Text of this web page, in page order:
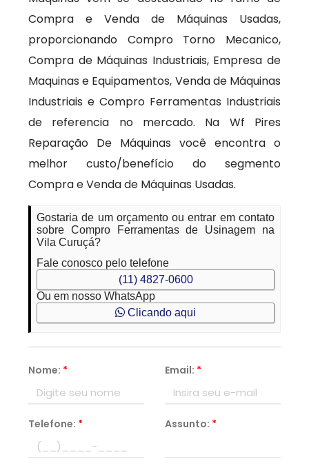
Compra e Venda de Máquinas Usadas,
proporcionando Compro Torno Mecanico,
Compra de Máquinas Industriais, Empresa de
Maquinas e Equipamentos, Venda de Máquinas
Industriais e Compro Ferramentas Industriais
de referencia no mercado. Na Wf Pires
Reparação De Máquinas você encontra o
melhor custo/benefício do segmento
Compra e Venda de Máquinas Usadas.
Gostaria de um orçamento ou entrar em contato
sobre Compro Ferramentas de Usinagem na
Vila Curuçá?
Fale conosco pelo telefone
(11) 4827-0600
Ou em nosso WhatsApp
Clicando aqui
Nome: * Email: *
Telefone: * Assunto: *